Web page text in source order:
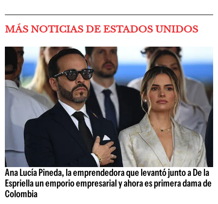
MÁS NOTICIAS DE ESTADOS UNIDOS
Ana Lucía Pineda, la emprendedora que levantó junto a De la
Espriella un emporio empresarial y ahora es primera dama de
Colombia